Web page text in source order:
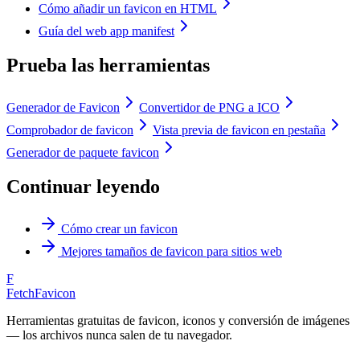
Cómo añadir un favicon en HTML
Guía del web app manifest
Prueba las herramientas
Generador de Favicon
Convertidor de PNG a ICO
Comprobador de favicon
Vista previa de favicon en pestaña
Generador de paquete favicon
Continuar leyendo
Cómo crear un favicon
Mejores tamaños de favicon para sitios web
F
FetchFavicon
Herramientas gratuitas de favicon, iconos y conversión de imágenes
— los archivos nunca salen de tu navegador.